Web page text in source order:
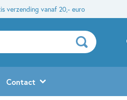
verzending vanaf 20,- euro
Contact